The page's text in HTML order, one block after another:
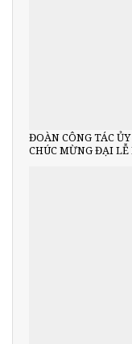
ĐOÀN CÔNG TÁC
CHÚC MỪNG ĐẠI